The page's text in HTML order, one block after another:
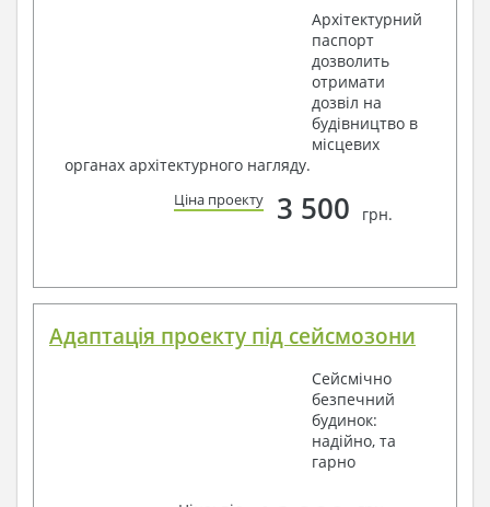
Архітектурний
паспорт
дозволить
отримати
дозвіл на
будівництво в
місцевих
органах архітектурного нагляду.
Ціна проекту 3 500 грн.
Адаптація проекту під сейсмозони
Сейсмічно
безпечний
будинок:
надійно, та
гарно